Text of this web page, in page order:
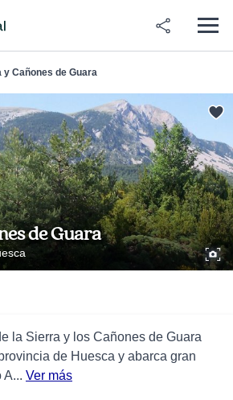
y Cañones de Guara
de Guara
la Sierra y los Cañones de Guara
de Huesca y abarca gran
A... Ver más